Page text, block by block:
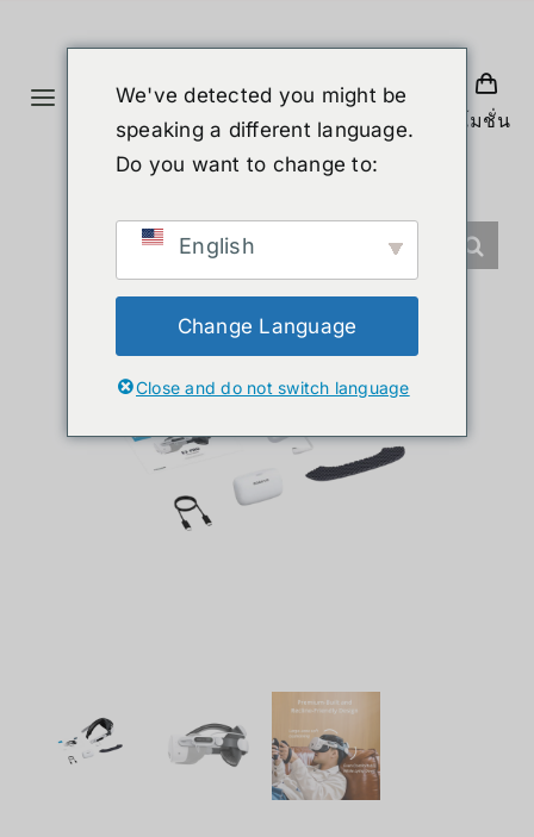
Toggle
Navigation
휴머노이드 로봇
회사 소개
โปรโมชั่น
We've detected you might be
speaking a different language.
Do you want to change to:
English
Change Language
Close and do not switch language